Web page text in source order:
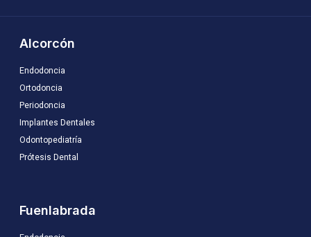
Alcorcón
Endodoncia
Ortodoncia
Periodoncia
Implantes Dentales
Odontopediatría
Prótesis Dental
Fuenlabrada